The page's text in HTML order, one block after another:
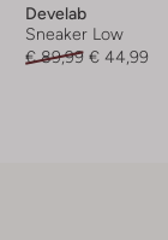
Develab
Sneaker Low
€ 89,99 € 44,99